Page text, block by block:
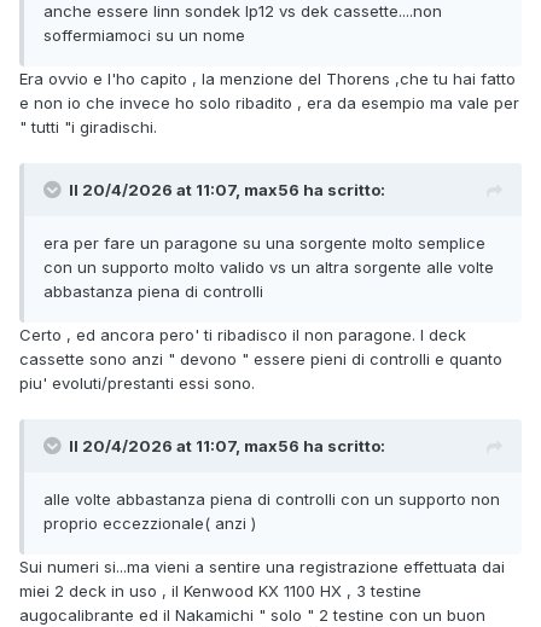
anche essere linn sondek lp12 vs dek cassette....non
soffermiamoci su un nome
Era ovvio e l'ho capito , la menzione del Thorens ,che tu hai fatto
e non io che invece ho solo ribadito , era da esempio ma vale per
" tutti "i giradischi.
Il 20/4/2026 at 11:07, max56 ha scritto:
era per fare un paragone su una sorgente molto semplice
con un supporto molto valido vs un altra sorgente alle volte
abbastanza piena di controlli
Certo , ed ancora pero' ti ribadisco il non paragone. I deck
cassette sono anzi " devono " essere pieni di controlli e quanto
piu' evoluti/prestanti essi sono.
Il 20/4/2026 at 11:07, max56 ha scritto:
alle volte abbastanza piena di controlli con un supporto non
proprio eccezzionale( anzi )
Sui numeri si...ma vieni a sentire una registrazione effettuata dai
miei 2 deck in uso , il Kenwood KX 1100 HX , 3 testine
augocalibrante ed il Nakamichi " solo " 2 testine con un buon